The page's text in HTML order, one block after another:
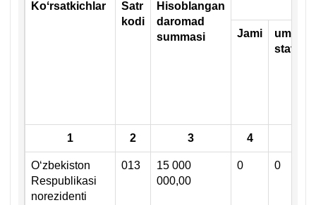
Koʻrsatkichlar
Satr
kodi
Hisoblangan
daromad
summasi
Jami u
stavka
1 2 3 4
Oʻzbekiston
Respublikasi
norezidenti
013
15 000
000,00
0 0